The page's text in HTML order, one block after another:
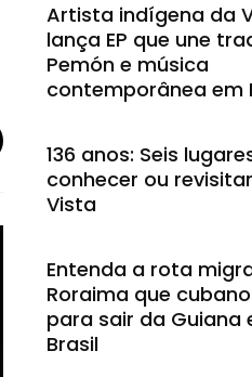
Artista indígena da
lança EP que une
Pemón e música
contemporânea em
136 anos: Seis
conhecer ou
Vista
Entenda a rota
Roraima que
para sair da Guiana
Brasil